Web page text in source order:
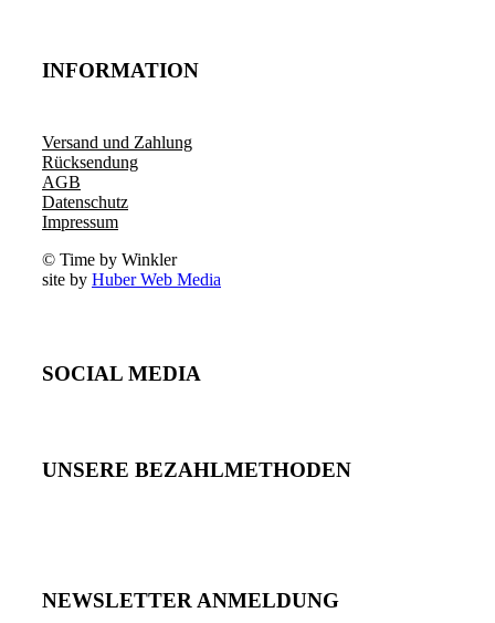
INFORMATION
Versand und Zahlung
Rücksendung
AGB
Datenschutz
Impressum
© Time by Winkler
site by Huber Web Media
SOCIAL MEDIA
UNSERE BEZAHLMETHODEN
NEWSLETTER ANMELDUNG